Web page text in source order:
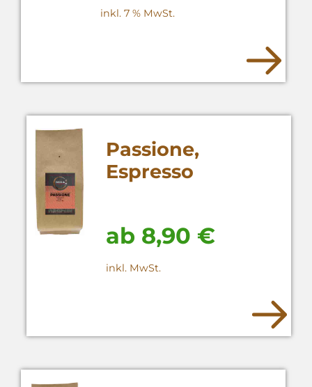
inkl. 7 % MwSt.
Passione,
Espresso
ab 8,90 €
inkl. MwSt.